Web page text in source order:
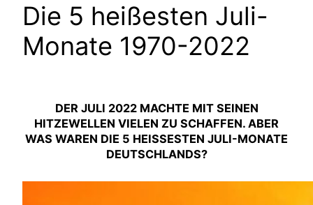
Die 5 heißesten Juli-
Monate 1970-2022
DER JULI 2022 MACHTE MIT SEINEN
HITZEWELLEN VIELEN ZU SCHAFFEN. ABER
WAS WAREN DIE 5 HEISSESTEN JULI-MONATE D
EUTSCHLANDS?